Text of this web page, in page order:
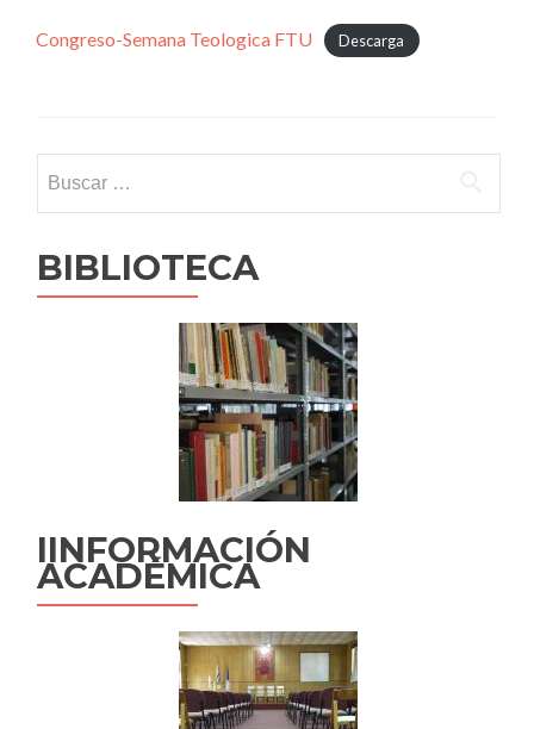
Congreso-Semana Teologica FTU Descarga
BIBLIOTECA
IINFORMACIÓN
ACADÉMICA